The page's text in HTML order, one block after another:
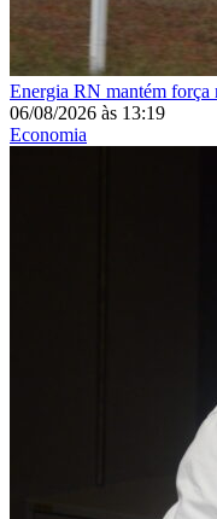
Energia RN mantém força
06/08/2026 às 13:19
Economia